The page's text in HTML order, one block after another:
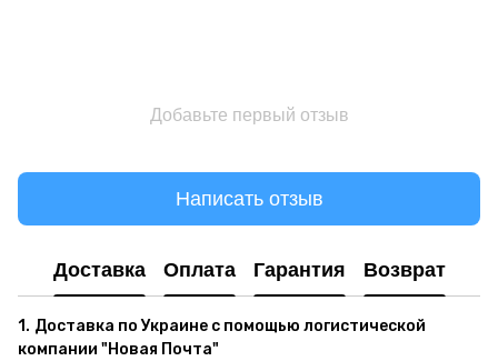
Добавьте первый отзыв
Написать отзыв
Доставка Оплата Гарантия Возврат
1. Доставка по Украине с помощью логистической
компании "Новая Почта"